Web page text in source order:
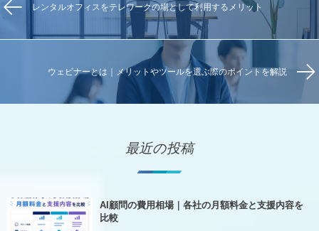
レンタルオフィスをテレワークの場として利用するメリット
ウェビナーとは｜メリットやツールを選ぶ際のポイントを解説
最近の投稿
AI顧問の費用相場｜各社の月額料金と支援内容を
比較